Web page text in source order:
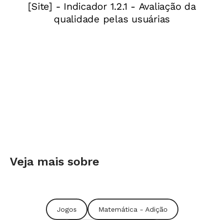
Veja mais sobre
Jogos Matemática - Adição